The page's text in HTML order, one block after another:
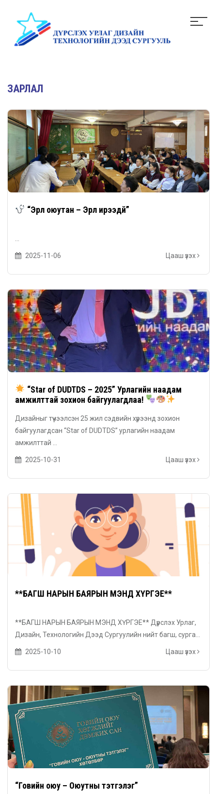
ЗАРЛАЛ
“Эрүүл оюутан – Эрүүл ирээдүй”
2025-11-06 Цааш үзэх
“Star of DUDTDS – 2025” Урлагийн наадам
амжилттай зохион байгуулагдлаа!
Дизайныг түүчээлсэн 25 жил сэдвийн хүрээнд зохион
байгуулагдсан “Star of DUDTDS” урлагийн наадам
амжилттай ...
2025-10-31 Цааш үзэх
**БАГШ НАРЫН БАЯРЫН МЭНД ХҮРГЭЕ**
**БАГШ НАРЫН БАЯРЫН МЭНД ХҮРГЭЕ** Дүрслэх Урлаг,
Дизайн, Технологийн Дээд Сургуулийн нийт багш, сурга...
2025-10-10 Цааш үзэх
“Говийн оюу – Оюутны тэтгэлэг”